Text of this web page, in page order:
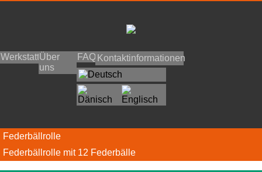
WerkstattÜber
uns
FAQ Kontaktinformationen
Federbällrolle
Federbällrolle mit 12 Federbälle